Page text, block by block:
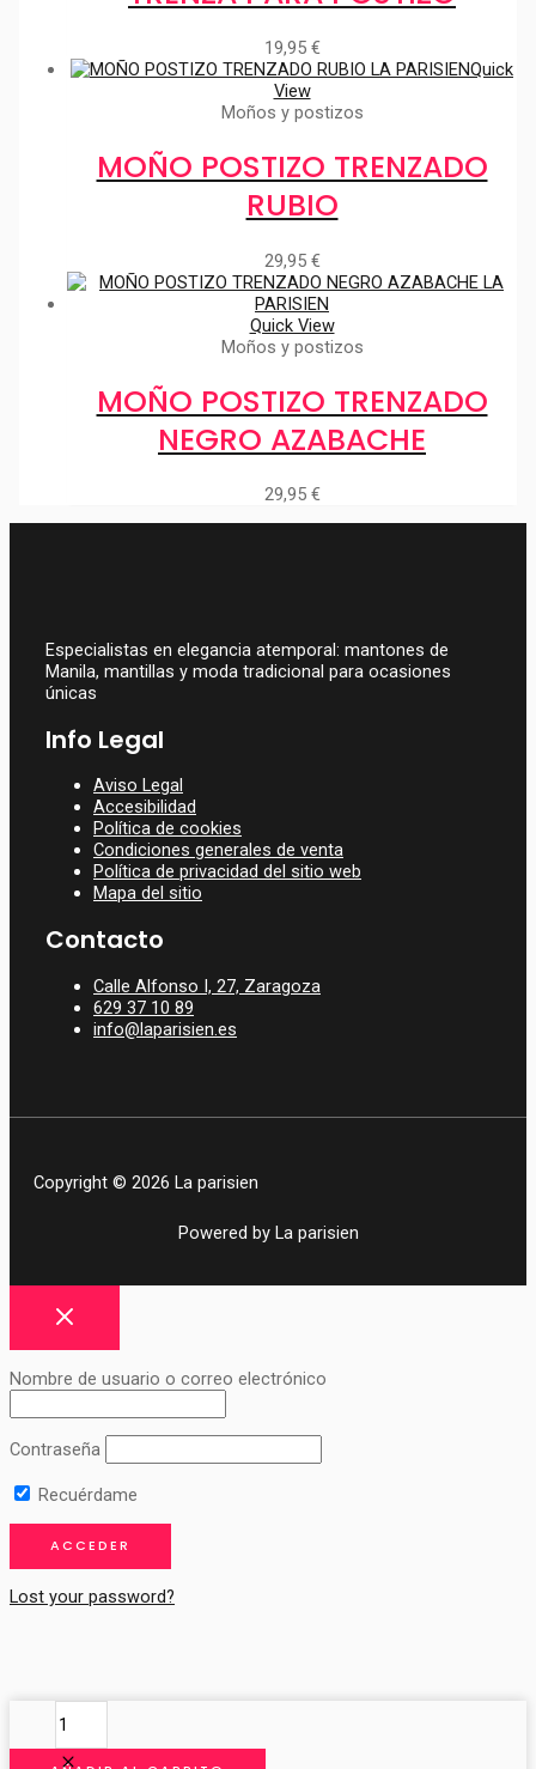
19,95 €
Quick
View
Moños y postizos
MOÑO POSTIZO TRENZADO
RUBIO
29,95 €
Quick View
Moños y postizos
MOÑO POSTIZO TRENZADO
NEGRO AZABACHE
29,95 €
Especialistas en elegancia atemporal: mantones de
Manila, mantillas y moda tradicional para ocasiones
únicas
Info Legal
Aviso Legal
Accesibilidad
Política de cookies
Condiciones generales de venta
Política de privacidad del sitio web
Mapa del sitio
Contacto
Calle Alfonso I, 27, Zaragoza
629 37 10 89
info@laparisien.es
Copyright © 2026 La parisien
Powered by La parisien
Nombre de usuario o correo electrónico
Contraseña
Recuérdame
Lost your password?
POSTIZO
TRENZADO